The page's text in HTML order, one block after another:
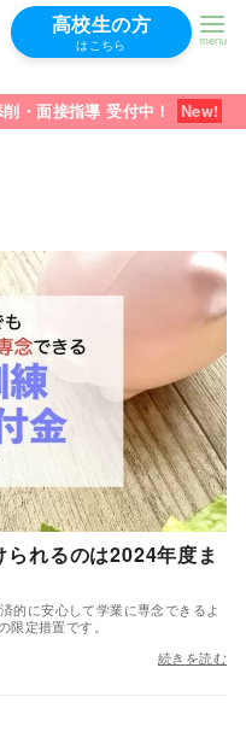
高校生の方
はこちら
・面接指導 受付中！
れるのは2024年度ま
的に安心して学業に専念できるよ
限定措置です。
続きを読む